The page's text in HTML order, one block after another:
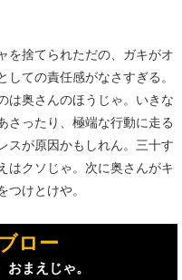
を捨てられただの、ガキがオ
ての責任感がなさすぎる。
は奥さんのほうじゃ。いきな
さったり、極端な行動に走る
スが原因かもしれん。三十す
はクソじゃ。次に奥さんがキ
つけとけや。
ロー
まえじゃ。